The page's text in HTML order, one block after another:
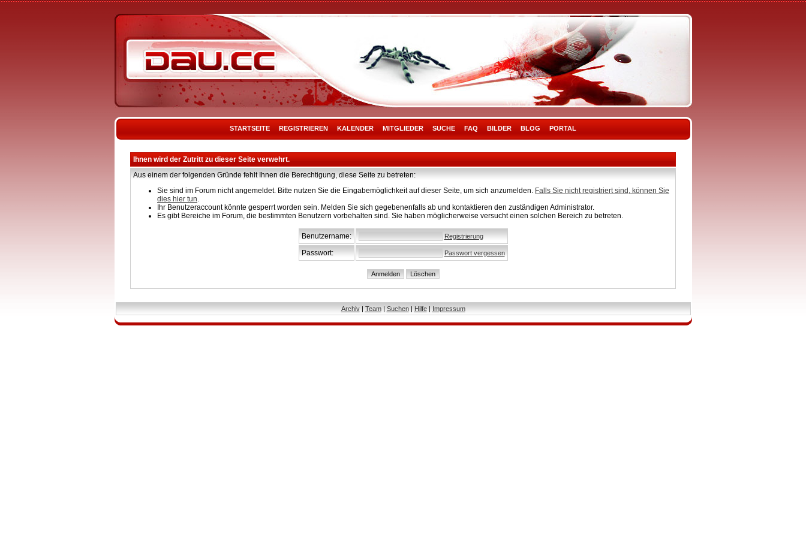
STARTSEITE REGISTRIEREN KALENDER MITGLIEDER SUCHE FAQ BILDER BLOG PORTAL
Ihnen wird der Zutritt zu dieser Seite verwehrt.
Aus einem der folgenden Gründe fehlt Ihnen die Berechtigung, diese Seite zu betreten:
Sie sind im Forum nicht angemeldet. Bitte nutzen Sie die Eingabemöglichkeit auf dieser Seite, um sich anzumelden. Falls Sie nicht registriert sind, können Sie
dies hier tun.
Ihr Benutzeraccount könnte gesperrt worden sein. Melden Sie sich gegebenenfalls ab und kontaktieren den zuständigen Administrator.
Es gibt Bereiche im Forum, die bestimmten Benutzern vorbehalten sind. Sie haben möglicherweise versucht einen solchen Bereich zu betreten.
Benutzername: Registrierung
Passwort: Passwort vergessen
Archiv| Team| Suchen| Hilfe| Impressum